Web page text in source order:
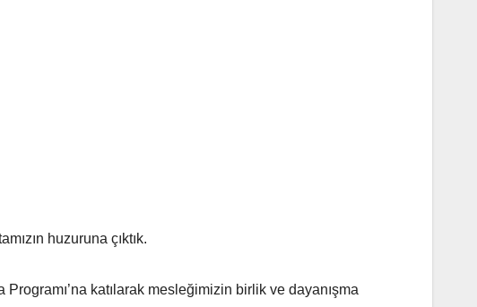
huzuruna çıktık.
katılarak mesleğimizin birlik ve dayanışma